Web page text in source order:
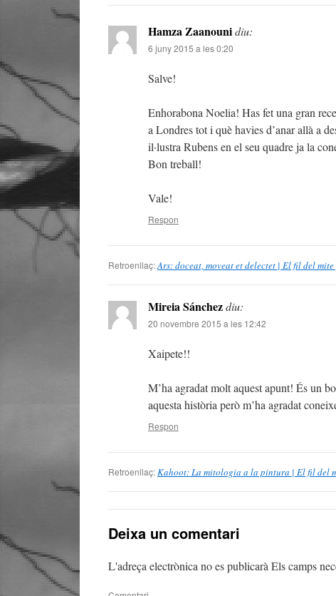
Hamza Zaanounidiu:
6 juny 2015 a les 0:20
Salve!
Enhorabona Noelia! Has fet una gran
a Londres tot i què havies d’anar allà a
il·lustra Rubens en el seu quadre ja la
Bon treball!
Vale!
Respon
Retroenllaç:Ars: doceat, moveat et delectet | El fil del
Mireia Sánchezdiu:
20 novembre 2015 a les 12:42
Xaipete!!
M’ha agradat molt aquest apunt! És un
aquesta història però m’ha agradat
Respon
Retroenllaç:Kahoot: La mitologia a la pintura | El fil del
Deixa un comentari
L'adreça electrònica no es publicarà Els camps